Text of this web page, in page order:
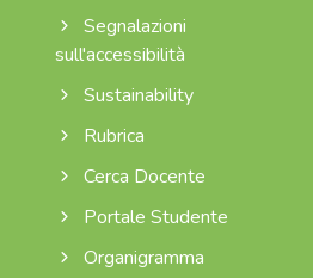
Segnalazioni
sull'accessibilità
Sustainability
Rubrica
Cerca Docente
Portale Studente
Organigramma